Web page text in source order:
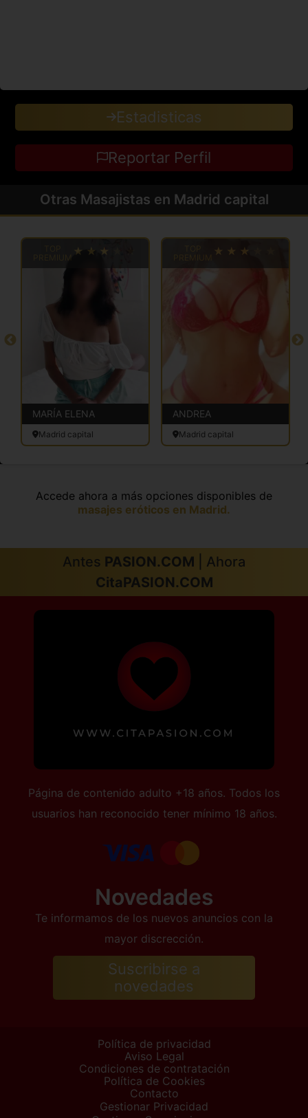
Estadisticas
Reportar Perfil
Otras Masajistas en Madrid capital
MARÍA ELENA
Madrid capital
PREMIUM
ANDREA
Madrid capital
Accede ahora a más opciones disponibles de
masajes eróticos en Madrid.
Antes PASION.COM | Ahora
CitaPASION.COM
Página de contenido adulto +18 años. Todos los
usuarios han reconocido tener mínimo 18 años.
Novedades
Te informamos de los nuevos anuncios con la
mayor discrección.
Suscribirse a
novedades
Política de privacidad
Aviso Legal
Condiciones de contratación
Política de Cookies
Contacto
Gestionar Privacidad